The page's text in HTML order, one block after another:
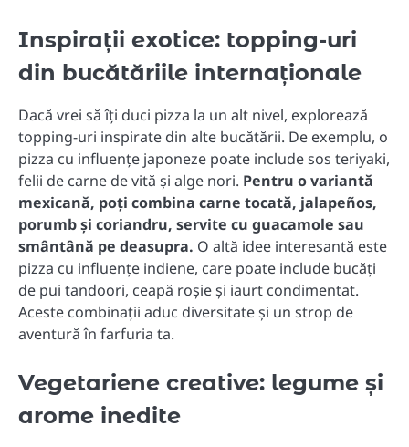
Inspirații exotice: topping-uri
din bucătăriile internaționale
Dacă vrei să îți duci pizza la un alt nivel, explorează
topping-uri inspirate din alte bucătării. De exemplu, o
pizza cu influențe japoneze poate include sos teriyaki,
felii de carne de vită și alge nori. Pentru o variantă
mexicană, poți combina carne tocată, jalapeños,
porumb și coriandru, servite cu guacamole sau
smântână pe deasupra. O altă idee interesantă este
pizza cu influențe indiene, care poate include bucăți
de pui tandoori, ceapă roșie și iaurt condimentat.
Aceste combinații aduc diversitate și un strop de
aventură în farfuria ta.
Vegetariene creative: legume și
arome inedite